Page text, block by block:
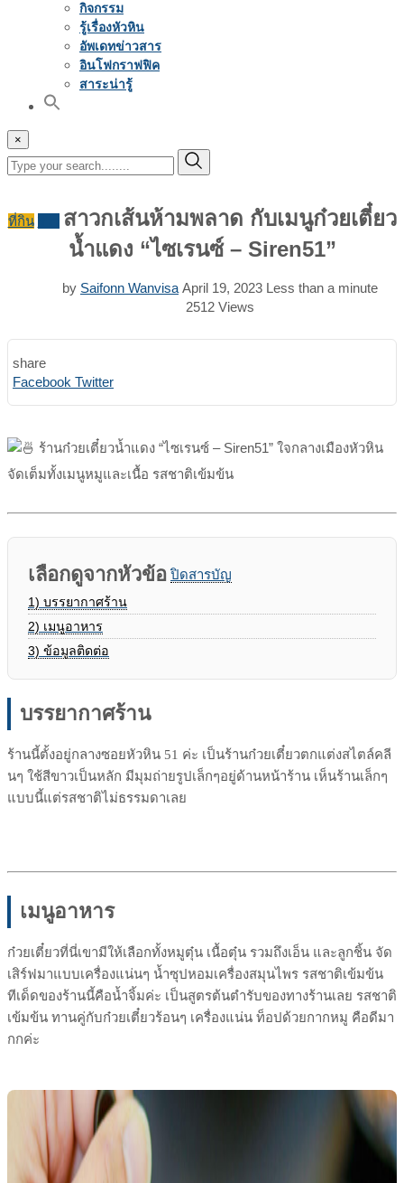
กิจกรรม
รู้เรื่องหัวหิน
อัพเดทข่าวสาร
อินโฟกราฟฟิค
สาระน่ารู้
×
ที่กิน
สาวกเส้นห้ามพลาด กับเมนูก๋วยเตี๋ยว
น้ำแดง “ไซเรนซ์ – Siren51”
by Saifonn Wanvisa April 19, 2023 Less than a minute
2512 Views
share
Facebook TwitterPrint
Share
ร้านก๋วยเตี๋ยวน้ำแดง “ไซเรนซ์ – Siren51” ใจกลางเมืองหัวหิน
จัดเต็มทั้งเมนูหมูและเนื้อ รสชาติเข้มข้น
เลือกดูจากหัวข้อ ปิดสารบัญ
1) บรรยากาศร้าน
2) เมนูอาหาร
3) ข้อมูลติดต่อ
บรรยากาศร้าน
ร้านนี้ตั้งอยู่กลางซอยหัวหิน 51 ค่ะ เป็นร้านก๋วยเตี๋ยวตกแต่งสไตล์คลี
นๆ ใช้สีขาวเป็นหลัก มีมุมถ่ายรูปเล็กๆอยู่ด้านหน้าร้าน เห็นร้านเล็กๆ
แบบนี้แต่รสชาติไม่ธรรมดาเลย
เมนูอาหาร
ก๋วยเตี๋ยวที่นี่เขามีให้เลือกทั้งหมูตุ๋น เนื้อตุ๋น รวมถึงเอ็น และลูกชิ้น จัด
เสิร์ฟมาแบบเครื่องแน่นๆ น้ำซุปหอมเครื่องสมุนไพร รสชาติเข้มข้น
ทีเด็ดของร้านนี้คือน้ำจิ้มค่ะ เป็นสูตรต้นตำรับของทางร้านเลย รสชาติ
เข้มข้น ทานคู่กับก๋วยเตี๋ยวร้อนๆ เครื่องแน่น ท็อปด้วยกากหมู คือดีมา
กกค่ะ